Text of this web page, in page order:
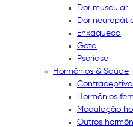
Dor muscular
Dor
Enxaqueca
Gota
Psoríase
Hormônios & Saúde
Hormônios
Modulação
Outros